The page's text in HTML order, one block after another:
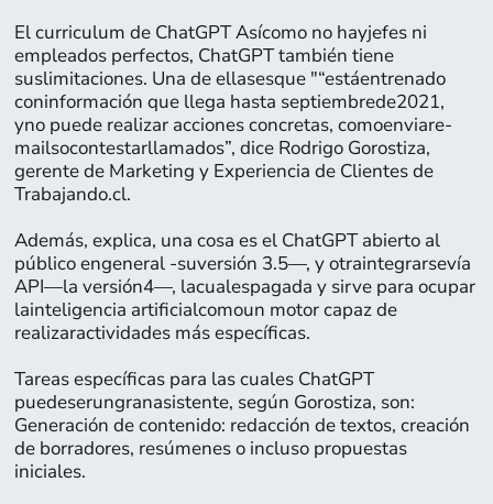
El curriculum de ChatGPT Asícomo no hayjefes ni
empleados perfectos, ChatGPT también tiene
suslimitaciones. Una de ellasesque "“estáentrenado
coninformación que llega hasta septiembrede2021,
yno puede realizar acciones concretas, comoenviare-
mailsocontestarllamados”, dice Rodrigo Gorostiza,
gerente de Marketing y Experiencia de Clientes de
Trabajando.cl.
Además, explica, una cosa es el ChatGPT abierto al
público engeneral -suversión 3.5—, y otraintegrarsevía
API—la versión4—, lacualespagada y sirve para ocupar
lainteligencia artificialcomoun motor capaz de
realizaractividades más específicas.
Tareas específicas para las cuales ChatGPT
puedeserungranasistente, según Gorostiza, son:
Generación de contenido: redacción de textos, creación
de borradores, resúmenes o incluso propuestas
iniciales.
Página: